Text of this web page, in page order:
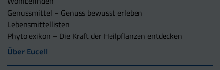
Genussmittel – Genuss bewusst erleben
Lebensmittellisten
Phytolexikon – Die Kraft der Heilpflanzen entdecken
Über Eucell